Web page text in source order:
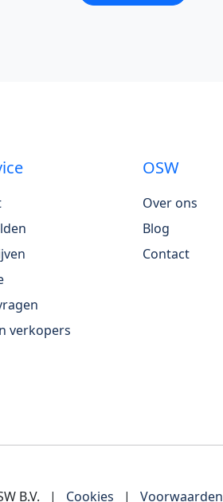
verkopers
OSW
Over ons
Blog
Contact
B.V. | Cookies | Voorwaarden